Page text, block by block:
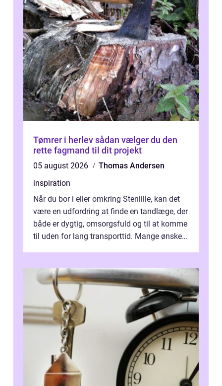
Tømrer i herlev sådan vælger du den
rette fagmand til dit projekt
05 august 2026
Thomas Andersen
inspiration
Når du bor i eller omkring Stenlille, kan det
være en udfordring at finde en tandlæge, der
både er dygtig, omsorgsfuld og til at komme
til uden for lang transporttid. Mange ønsker